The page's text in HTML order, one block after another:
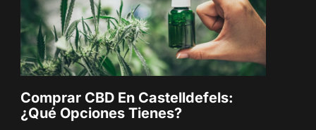
Comprar CBD En Castelldefels:
¿Qué Opciones Tienes?